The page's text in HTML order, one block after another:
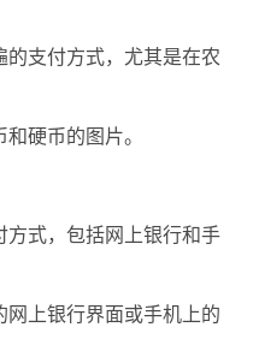
支付方式，尤其是在农
硬币的图片。
式，包括网上银行和手
上银行界面或手机上的